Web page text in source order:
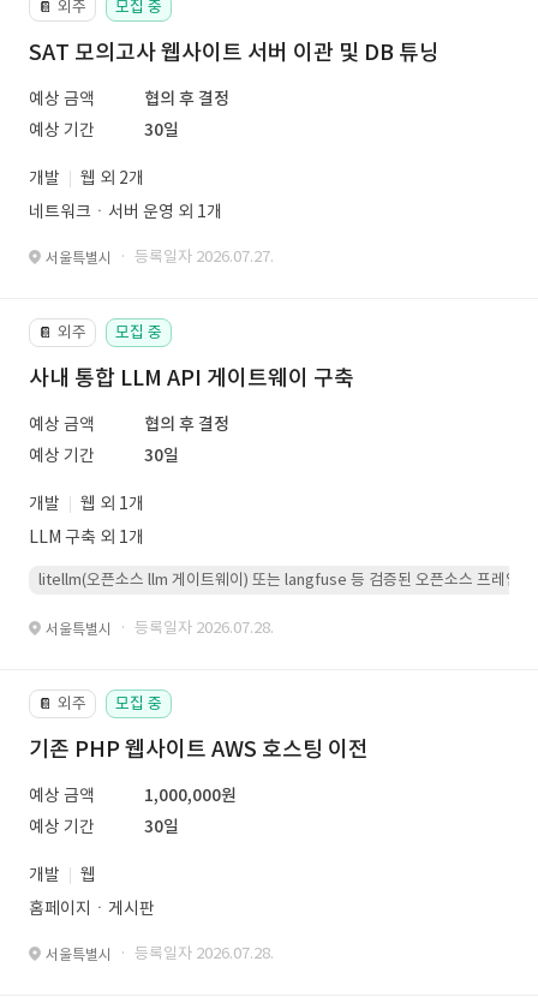
📔 외주 모집 중
SAT 모의고사 웹사이트 서버 이관 및 DB 튜닝
예상 금액
협의 후 결정
예상 기간
30일
개발
웹 외 2개
네트워크ㆍ서버 운영 외 1개
서울특별시 · 등록일자 2026.07.27.
📔 외주 모집 중
사내 통합 LLM API 게이트웨이 구축
예상 금액
협의 후 결정
예상 기간
30일
개발
웹 외 1개
LLM 구축 외 1개
litellm(오픈소스 llm 게이트웨이) 또는 langfuse 등 검증된 오픈소스 프레임워
서울특별시 · 등록일자 2026.07.28.
📔 외주 모집 중
기존 PHP 웹사이트 AWS 호스팅 이전
예상 금액
1,000,000원
예상 기간
30일
개발
웹
홈페이지ㆍ게시판
서울특별시 · 등록일자 2026.07.28.